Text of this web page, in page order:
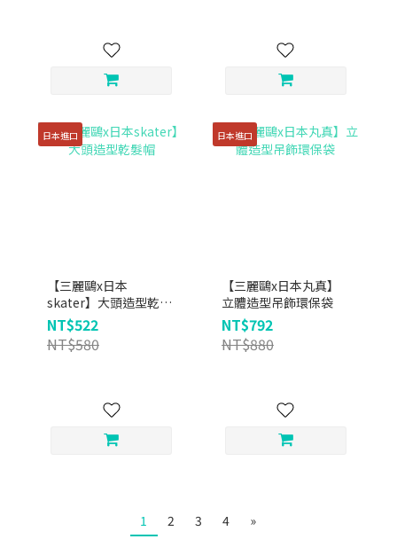
日本進口
【三麗鷗x日本
skater】大頭造型乾髮
帽
NT$522
NT$580
日本進口
【三麗鷗x日本丸真】
立體造型吊飾環保袋
NT$792
NT$880
1 2 3 4 »